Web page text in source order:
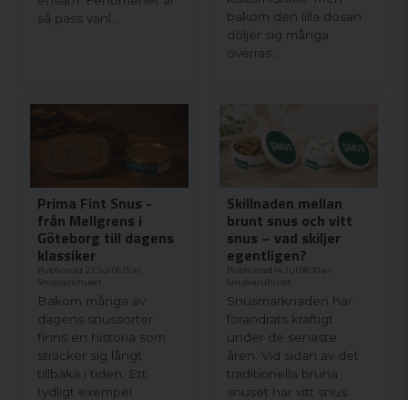
så pass vanl...
bakom den lilla dosan
döljer sig många
överras...
Prima Fint Snus -
från Mellgrens i
Göteborg till dagens
klassiker
Publicerad 23 Jul 06:15 av
Snusvaruhuset
Bakom många av
dagens snussorter
finns en historia som
sträcker sig långt
tillbaka i tiden. Ett
tydligt exempel
Skillnaden mellan
brunt snus och vitt
snus – vad skiljer
egentligen?
Publicerad 14 Jul 08:30 av
Snusvaruhuset
Snusmarknaden har
förändrats kraftigt
under de senaste
åren. Vid sidan av det
traditionella bruna
snuset har vitt snus